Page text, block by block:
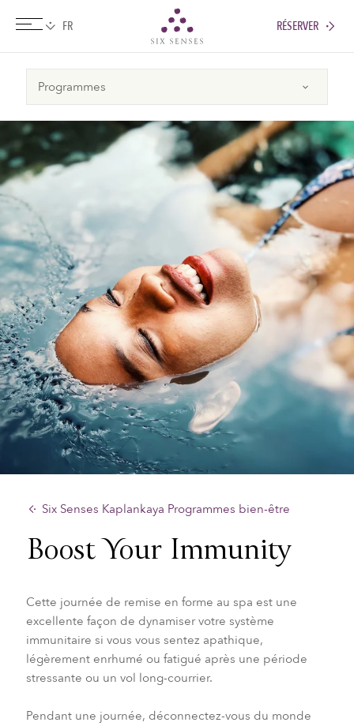
RÉSERVER
Six Senses Kaplankaya Programmes bien-être
Boost Your Immunity
Cette journée de remise en forme au spa est une
excellente façon de dynamiser votre système
immunitaire si vous vous sentez apathique,
légèrement enrhumé ou fatigué après une période
stressante ou un vol long-courrier.
Pendant une journée, déconnectez-vous du monde